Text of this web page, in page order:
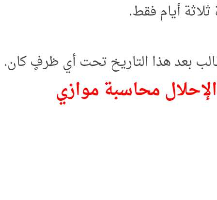
بعد هذا التاريخ تحت أي ظرفٍ كان.
محاسبة موازي